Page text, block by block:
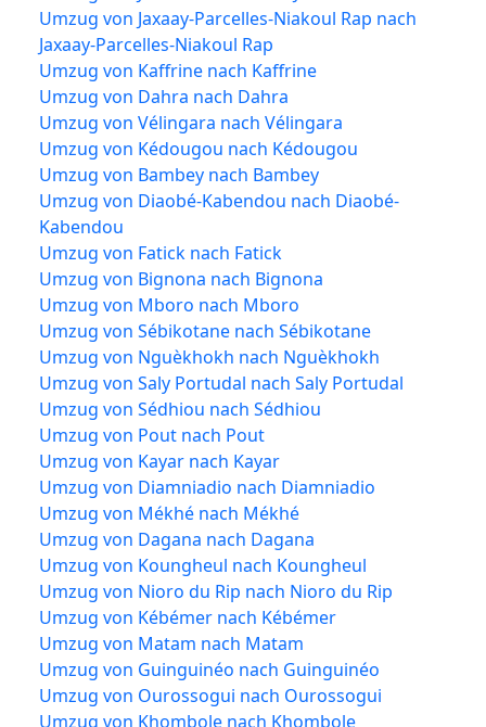
Umzug von Jaxaay-Parcelles-Niakoul Rap nach
Jaxaay-Parcelles-Niakoul Rap
Umzug von Kaffrine nach Kaffrine
Umzug von Dahra nach Dahra
Umzug von Vélingara nach Vélingara
Umzug von Kédougou nach Kédougou
Umzug von Bambey nach Bambey
Umzug von Diaobé-Kabendou nach Diaobé-
Kabendou
Umzug von Fatick nach Fatick
Umzug von Bignona nach Bignona
Umzug von Mboro nach Mboro
Umzug von Sébikotane nach Sébikotane
Umzug von Nguèkhokh nach Nguèkhokh
Umzug von Saly Portudal nach Saly Portudal
Umzug von Sédhiou nach Sédhiou
Umzug von Pout nach Pout
Umzug von Kayar nach Kayar
Umzug von Diamniadio nach Diamniadio
Umzug von Mékhé nach Mékhé
Umzug von Dagana nach Dagana
Umzug von Koungheul nach Koungheul
Umzug von Nioro du Rip nach Nioro du Rip
Umzug von Kébémer nach Kébémer
Umzug von Matam nach Matam
Umzug von Guinguinéo nach Guinguinéo
Umzug von Ourossogui nach Ourossogui
Umzug von Khombole nach Khombole